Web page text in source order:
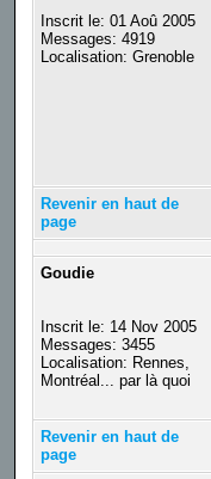
Inscrit le: 01 Aoû 2005
Messages: 4919
Localisation: Grenoble
Revenir en haut de
page
Goudie
Inscrit le: 14 Nov 2005
Messages: 3455
Localisation: Rennes,
Montréal... par là quoi
Revenir en haut de
page